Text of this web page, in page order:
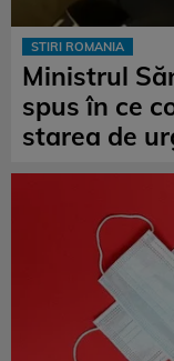
STIRI ROMANIA
Ministrul
spus în ce
starea de